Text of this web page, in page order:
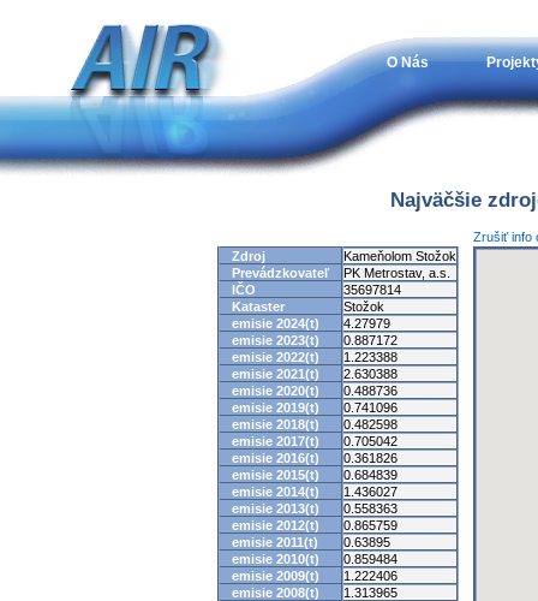
O Nás
Najväčšie
Zrušiť info
Zdroj
Kameňolom Stožok
Prevádzkovateľ
PK Metrostav, a.s.
IČO
35697814
Kataster
Stožok
emisie 2024(t)
4.27979
emisie 2023(t)
0.887172
emisie 2022(t)
1.223388
emisie 2021(t)
2.630388
emisie 2020(t)
0.488736
emisie 2019(t)
0.741096
emisie 2018(t)
0.482598
emisie 2017(t)
0.705042
emisie 2016(t)
0.361826
emisie 2015(t)
0.684839
emisie 2014(t)
1.436027
emisie 2013(t)
0.558363
emisie 2012(t)
0.865759
emisie 2011(t)
0.63895
emisie 2010(t)
0.859484
emisie 2009(t)
1.222406
emisie 2008(t)
1.313965